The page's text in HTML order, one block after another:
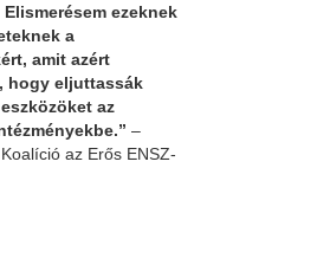
ezeknek
a
amit azért
hogy eljuttassák
az
–
az Erős ENSZ-